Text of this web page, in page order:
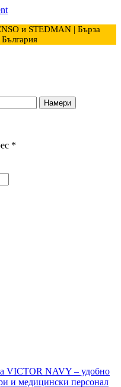
и STEDMAN | Бърза
България
Намери
*